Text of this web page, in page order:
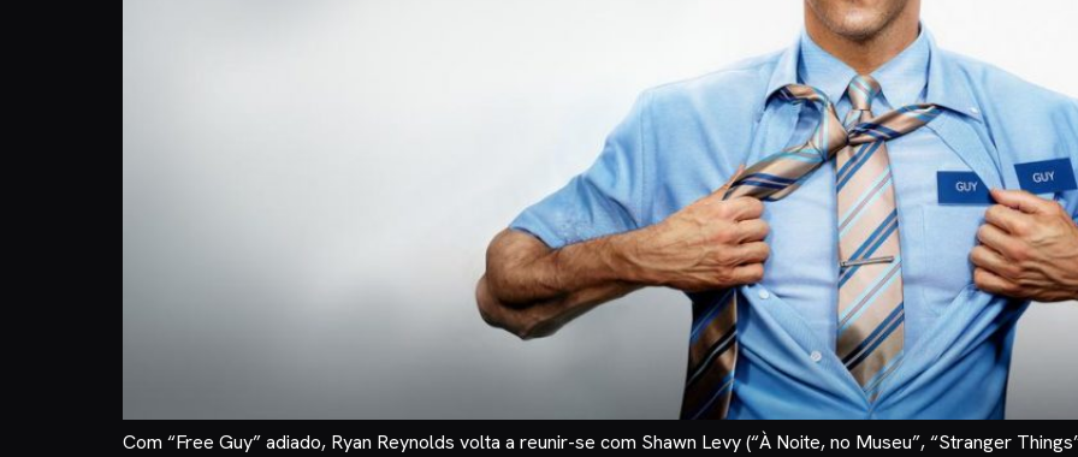
Com “Free Guy” adiado, Ryan Reynolds volta a reunir-se com Shawn Levy (“À Noite, no Museu”, “Stranger